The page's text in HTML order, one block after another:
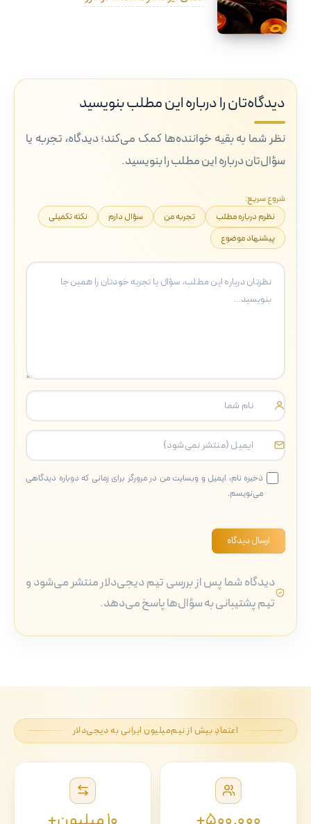
دیدگاه‌تان را درباره این مطلب بنویسید
نظر شما به بقیه خواننده‌ها کمک می‌کند؛ دیدگاه، تجربه یا
سؤال‌تان درباره این مطلب را بنویسید.
شروع سریع:
نظرم درباره مطلب
تجربه من سؤال دارم
نکته تکمیلی
پیشنهاد موضوع
ذخیره نام، ایمیل و وبسایت من در مرورگر برای زمانی که دوباره دیدگاهی
می‌نویسم.
ارسال دیدگاه
دیدگاه شما پس از بررسی تیم دیجی‌دلار منتشر می‌شود و
تیم پشتیبانی به سؤال‌ها پاسخ می‌دهد.
اعتمادِ بیش از نیم‌میلیون ایرانی به دیجی‌دلار